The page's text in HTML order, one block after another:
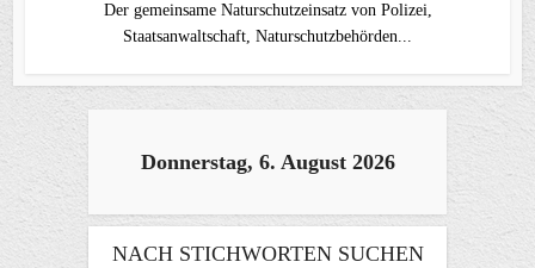
Der gemeinsame Naturschutzeinsatz von Polizei,
Staatsanwaltschaft, Naturschutzbehörden...
Donnerstag, 6. August 2026
NACH STICHWORTEN SUCHEN